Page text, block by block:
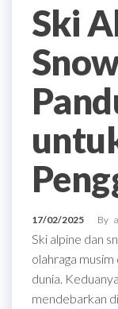
Ski
17/02/2025 By
Ski alpine dan
olahraga
dunia.
mendebarkan